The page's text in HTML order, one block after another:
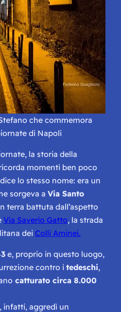
che commemora
di Napoli
la storia della
momenti ben poco
lo stesso nome: era un
sorgeva a Via Santo
terra battuta dall’aspetto
Via Saverio Gatto, la strada
dei Colli Aminei.
e, proprio in questo luogo,
contro i tedeschi,
catturato circa 8.000
infatti, aggredì un